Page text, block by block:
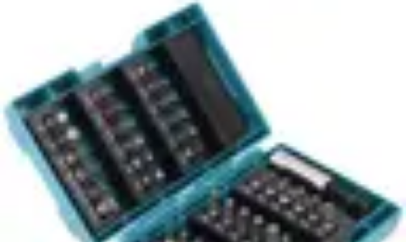
Services de menuiserie
Matériaux et Techniques Conseils pratiques
Services Menuisier